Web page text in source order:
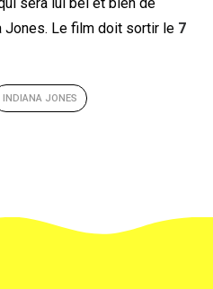
Jones. Le film doit sortir le 7
INDIANA JONES